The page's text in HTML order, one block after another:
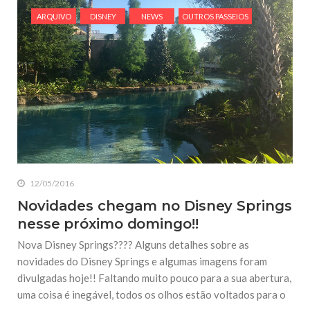
ARQUIVO DISNEY NEWS OUTROS PASSEIOS
12/05/2016
Novidades chegam no Disney Springs
nesse próximo domingo!!
Nova Disney Springs???? Alguns detalhes sobre as
novidades do Disney Springs e algumas imagens foram
divulgadas hoje!! Faltando muito pouco para a sua abertura,
uma coisa é inegável, todos os olhos estão voltados para o